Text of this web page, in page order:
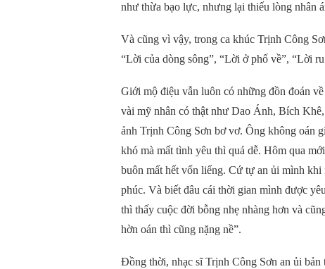
như thừa bạo lực, nhưng lại thiếu lòng nhân
Và cũng vì vậy, trong ca khúc Trịnh Công
“Lời của dòng sông”, “Lời ở phố về”, “Lời
Giới mộ điệu vẫn luôn có những đồn đoán
vài mỹ nhân có thật như Dao Ánh, Bích
ảnh Trịnh Công Sơn bơ vơ. Ông không oán
khó mà mất tình yêu thì quá dễ. Hôm qua
buôn mất hết vốn liếng. Cứ tự an ủi mình
phúc. Và biết đâu cái thời gian mình được
thì thấy cuộc đời bỗng nhẹ nhàng hơn và
hờn oán thì cũng nặng nề”.
Đồng thời, nhạc sĩ Trịnh Công Sơn an ủi bản